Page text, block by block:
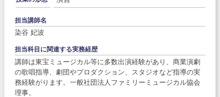
担当講師名
染谷 妃波
担当科目に関連する実務経歴
講師は東宝ミュージカル等に多数出演経験があり、商業演劇
の歌唱指導、劇団やプロダクション、スタジオなど指導の実
務経験がります。一般社団法人ファミリーミュージカル協会
理事。